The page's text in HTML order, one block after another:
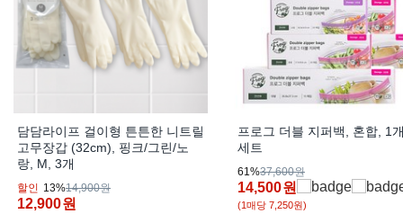
담담라이프 걸이형 튼튼한 니트릴
고무장갑 (32cm), 핑크/그린/노
랑, M, 3개
할인 13%14,900원
12,900원
프로그 더블 지퍼백, 혼합, 1
세트
61%37,600원
14,500원
(1매당 7,250원)